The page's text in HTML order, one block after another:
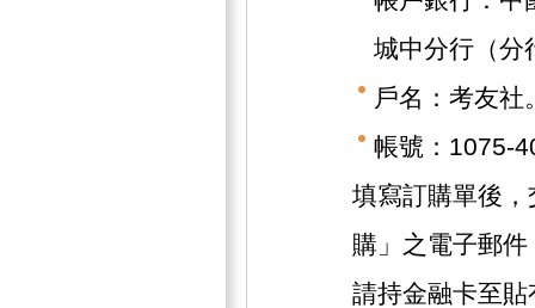
城中分行（分
戶名：考友社
帳號：1075-
填寫訂購單後
購」之電子郵
請持金融卡至